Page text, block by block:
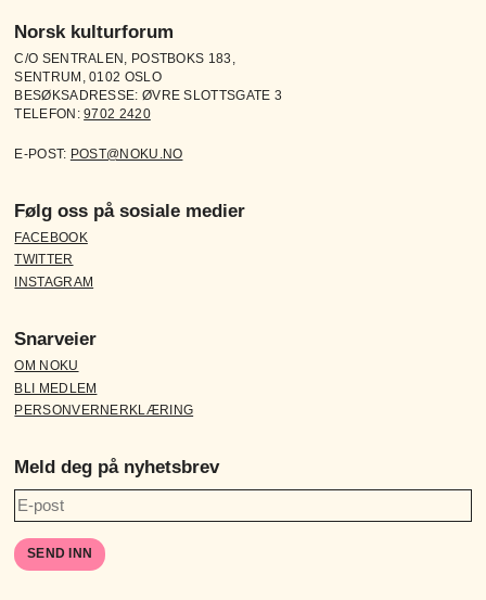
Norsk kulturforum
C/O SENTRALEN, POSTBOKS 183,
SENTRUM, 0102 OSLO
BESØKSADRESSE: ØVRE SLOTTSGATE 3
TELEFON:9702 2420
E-POST: POST@NOKU.NO
Følg oss på sosiale medier
FACEBOOK
TWITTER
INSTAGRAM
Snarveier
OM NOKU
BLI MEDLEM
PERSONVERNERKLÆRING
Meld deg på nyhetsbrev
SEND INN